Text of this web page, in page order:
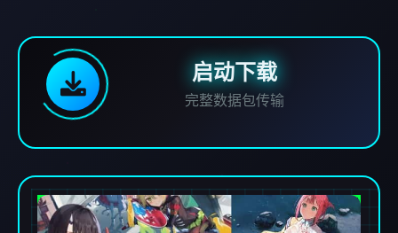
启动下载
完整数据包传输